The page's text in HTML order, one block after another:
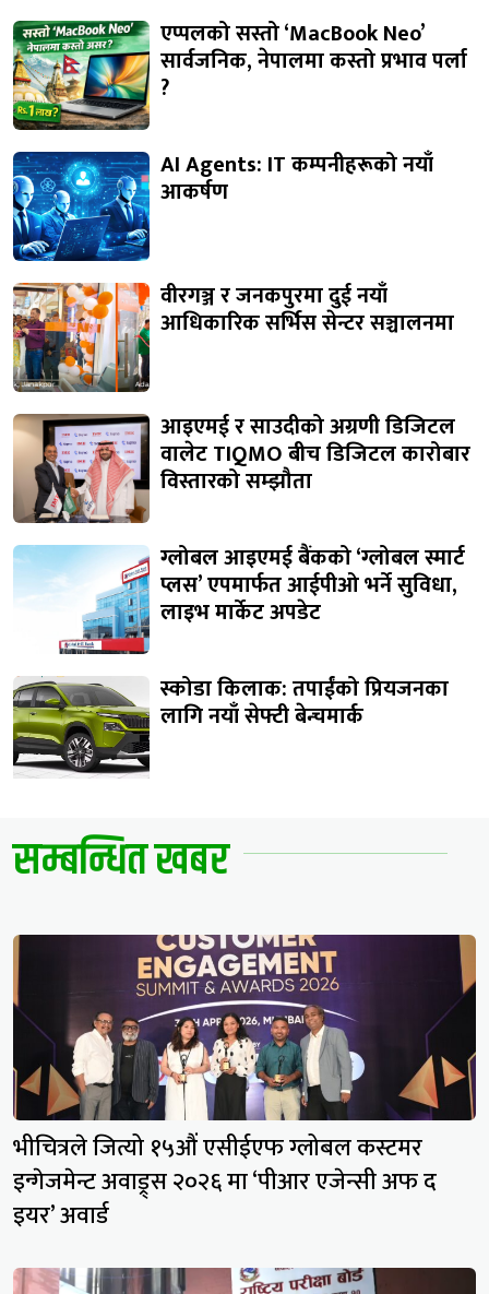
एप्पलको सस्तो ‘MacBook Neo’
सार्वजनिक, नेपालमा कस्तो प्रभाव पर्ला
?
AI Agents: IT कम्पनीहरूको नयाँ
आकर्षण
वीरगञ्ज र जनकपुरमा दुई नयाँ
आधिकारिक सर्भिस सेन्टर सञ्चालनमा
आइएमई र साउदीको अग्रणी डिजिटल
वालेट TIQMO बीच डिजिटल कारोबार
विस्तारको सम्झौता
ग्लोबल आइएमई बैंकको ‘ग्लोबल स्मार्ट
प्लस’ एपमार्फत आईपीओ भर्ने सुविधा,
लाइभ मार्केट अपडेट
स्कोडा किलाक: तपाईंको प्रियजनका
लागि नयाँ सेफ्टी बेन्चमार्क
सम्बन्धित खबर
भीचित्रले जित्यो १५औं एसीईएफ ग्लोबल कस्टमर
इन्गेजमेन्ट अवाड्र्स २०२६ मा ‘पीआर एजेन्सी अफ द
इयर’ अवार्ड